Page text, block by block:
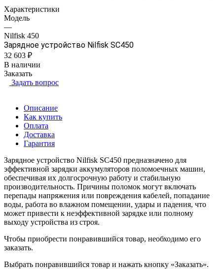
Характеристики
Модель
—
Nilfisk 450
Зарядное устройство Nilfisk SC450
32 603 ₽
В наличии
Заказать
Задать вопрос
Описание
Как купить
Оплата
Доставка
Гарантия
Зарядное устройство Nilfisk SC450 предназначено для
эффективной зарядки аккумуляторов поломоечных машин,
обеспечивая их долгосрочную работу и стабильную
производительность. Причины поломок могут включать
перепады напряжения или повреждения кабелей, попадание
воды, работа во влажном помещении, удары и падения, что
может привести к неэффективной зарядке или полному
выходу устройства из строя.
Чтобы приобрести понравившийся товар, необходимо его
заказать.
Выбрать понравившийся товар и нажать кнопку «Заказать».